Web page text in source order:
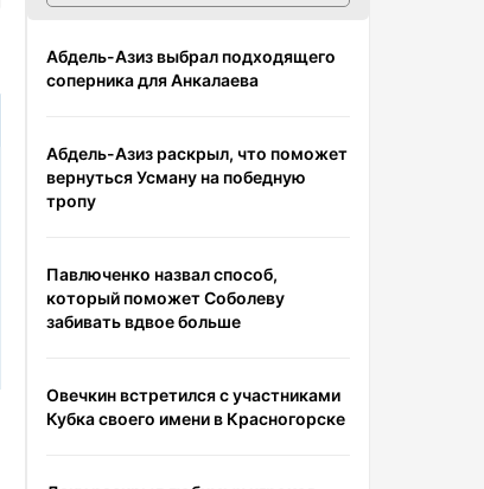
Абдель-Азиз выбрал подходящего
соперника для Анкалаева
Абдель-Азиз раскрыл, что поможет
вернуться Усману на победную
тропу
Павлюченко назвал способ,
который поможет Соболеву
забивать вдвое больше
Овечкин встретился с участниками
Кубка своего имени в Красногорске